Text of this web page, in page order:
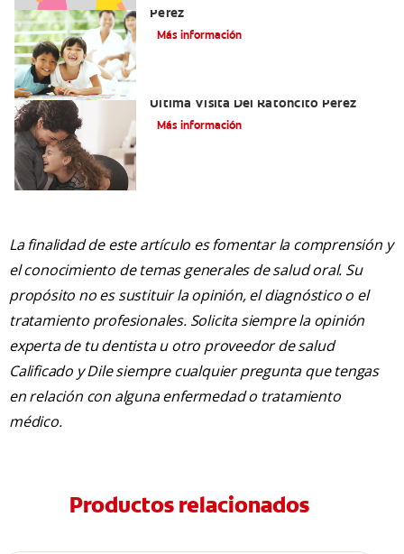
Pérez
Más información
Última Visita Del Ratoncito Pérez
Más información
La finalidad de este artículo es fomentar la comprensión y
el conocimiento de temas generales de salud oral. Su
propósito no es sustituir la opinión, el diagnóstico o el
tratamiento profesionales. Solicita siempre la opinión
experta de tu dentista u otro proveedor de salud
Calificado y Dile siempre cualquier pregunta que tengas
en relación con alguna enfermedad o tratamiento
médico.
Productos relacionados